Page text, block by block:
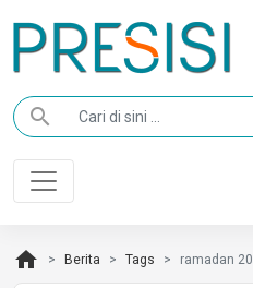
search
home Berita Tags ramadan